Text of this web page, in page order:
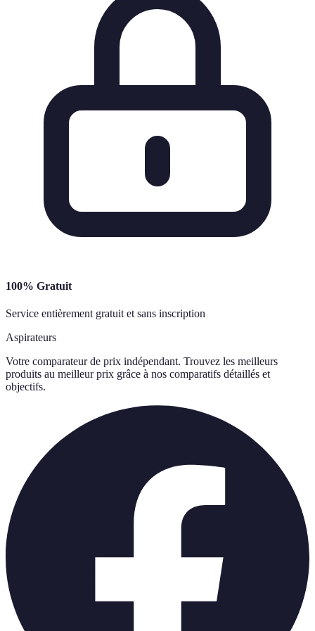
100% Gratuit
Service entièrement gratuit et sans inscription
Aspirateurs
Votre comparateur de prix indépendant. Trouvez les meilleurs
produits au meilleur prix grâce à nos comparatifs détaillés et
objectifs.